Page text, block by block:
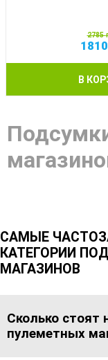
2785
1810
В
САМЫЕ
КАТЕГОРИИ
МАГАЗИНОВ
Сколько стоят
пулеметных